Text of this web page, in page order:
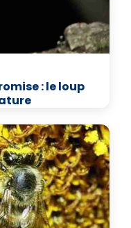
: le loup